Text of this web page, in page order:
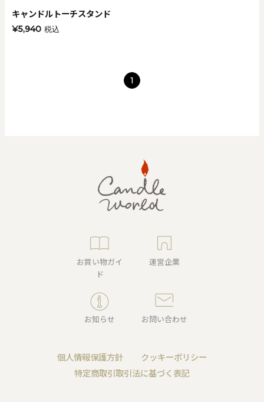
キャンドルトーチスタンド
¥5,940 税込
1
お買い物ガイ
ド
運営企業
お知らせ お問い合わせ
個人情報保護方針
クッキーポリシー
特定商取引取引法に基づく表記